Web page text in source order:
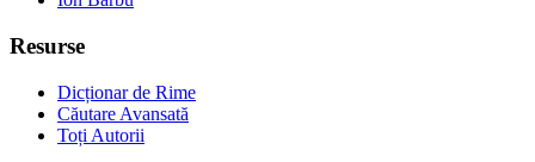
Resurse
Dicționar de Rime
Căutare Avansată
Toți Autorii